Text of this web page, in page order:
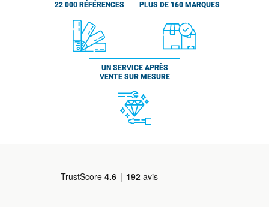
22 000 RÉFÉRENCES
PLUS DE 160 MARQUES
UN SERVICE APRÈS
VENTE SUR MESURE